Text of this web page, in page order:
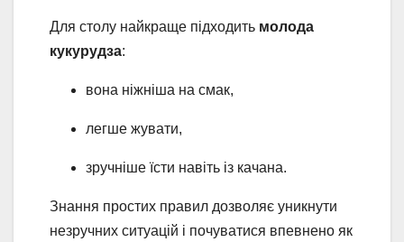
Для столу найкраще підходить молода
кукурудза:
вона ніжніша на смак,
легше жувати,
зручніше їсти навіть із качана.
Знання простих правил дозволяє уникнути
незручних ситуацій і почуватися впевнено як